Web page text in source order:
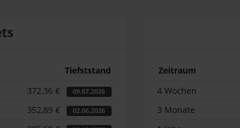
Tiefststand
372,36 € 09.07.2026
352,89 € 02.06.2026
Zeitraum
4 Wochen
3 Monate